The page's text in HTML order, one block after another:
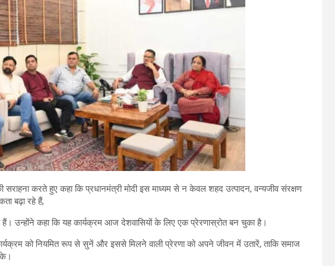
सराहना करते हुए कहा कि प्रधानमंत्री मोदी इस माध्यम से न केवल शहद उत्पादन, वन्यजीव संरक्षण
बढ़ा रहे हैं,
उन्होंने कहा कि यह कार्यक्रम आज देशवासियों के लिए एक प्रेरणास्रोत बन चुका है।
को नियमित रूप से सुनें और इससे मिलने वाली प्रेरणा को अपने जीवन में उतारें, ताकि समाज